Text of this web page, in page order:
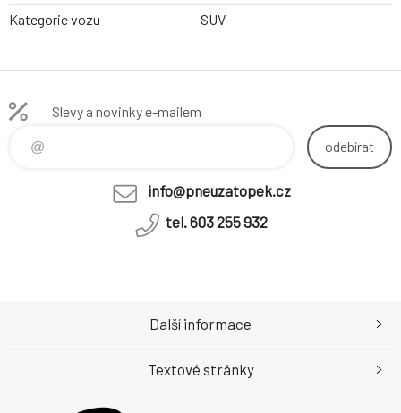
Kategorie vozu
SUV
Slevy a novinky e-mailem
odebírat
info@pneuzatopek.cz
tel. 603 255 932
Další informace
Textové stránky